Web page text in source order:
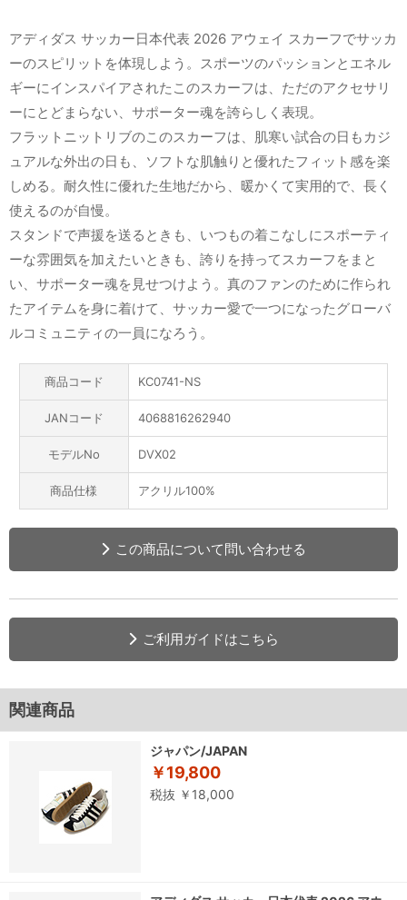
アディダス サッカー日本代表 2026 アウェイ スカーフでサッカ
ーのスピリットを体現しよう。スポーツのパッションとエネル
ギーにインスパイアされたこのスカーフは、ただのアクセサリ
ーにとどまらない、サポーター魂を誇らしく表現。
フラットニットリブのこのスカーフは、肌寒い試合の日もカジ
ュアルな外出の日も、ソフトな肌触りと優れたフィット感を楽
しめる。耐久性に優れた生地だから、暖かくて実用的で、長く
使えるのが自慢。
スタンドで声援を送るときも、いつもの着こなしにスポーティ
ーな雰囲気を加えたいときも、誇りを持ってスカーフをまと
い、サポーター魂を見せつけよう。真のファンのために作られ
たアイテムを身に着けて、サッカー愛で一つになったグローバ
ルコミュニティの一員になろう。
商品コード KC0741-NS
JANコード 4068816262940
モデルNo DVX02
商品仕様 アクリル100%
この商品について問い合わせる
ご利用ガイドはこちら
関連商品
ジャパン/JAPAN
￥19,800
税抜 ￥18,000